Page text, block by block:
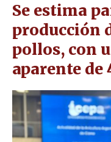
Se estima
producción
pollos, con
aparente de